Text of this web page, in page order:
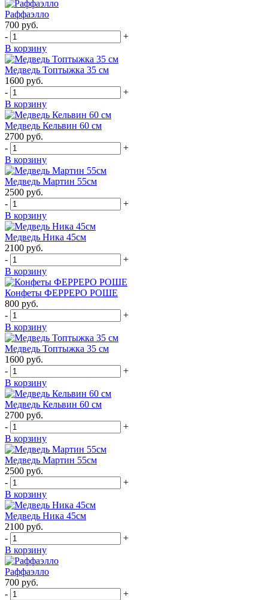
Раффаэлло
700 руб.
-
+
В корзину
Медведь Топтыжка 35 см
1600 руб.
-
+
В корзину
Медведь Кельвин 60 см
2700 руб.
-
+
В корзину
Медведь Мартин 55см
2500 руб.
-
+
В корзину
Медведь Ника 45см
2100 руб.
-
+
В корзину
Конфеты ФЕРРЕРО РОШЕ
800 руб.
-
+
В корзину
Медведь Топтыжка 35 см
1600 руб.
-
+
В корзину
Медведь Кельвин 60 см
2700 руб.
-
+
В корзину
Медведь Мартин 55см
2500 руб.
-
+
В корзину
Медведь Ника 45см
2100 руб.
-
+
В корзину
Раффаэлло
700 руб.
-
+